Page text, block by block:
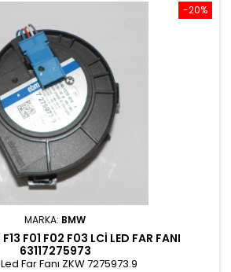
-20%
MARKA: BMW
F01 F02 F03 LCI LED FAR FANI
63117275973
Far Fanı ZKW 7275973.9